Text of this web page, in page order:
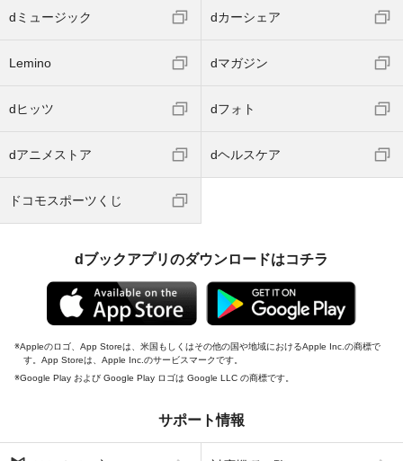
dミュージック dカーシェア
Lemino dマガジン
dヒッツ dフォト
dアニメストア dヘルスケア
ドコモスポーツくじ
dブックアプリのダウンロードはコチラ
Appleのロゴ、App Storeは、米国もしくはその他の国や地域におけるApple Inc.の商標で
す。App Storeは、Apple Inc.のサービスマークです。
Google Play および Google Play ロゴは Google LLC の商標です。
サポート情報